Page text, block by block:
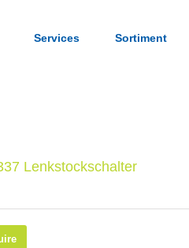
Services Sortiment
Lenkstockschalter